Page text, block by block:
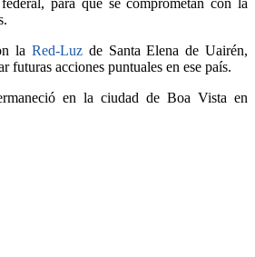
la Red-Luz de Santa Elena de Uairén,
futuras acciones puntuales en ese país.
en la ciudad de Boa Vista en